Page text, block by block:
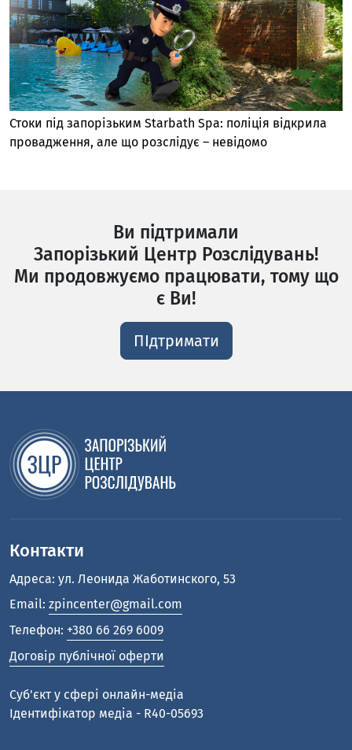
Стоки під запорізьким Starbath Spa: поліція відкрила
провадження, але що розслідує – невідомо
Ви підтримали
Запорізький Центр Розслідувань!
Ми продовжуємо працювати, тому що
є Ви!
ПІдтримати
Контакти
Адреса: ул. Леонида Жаботинского, 53
Email: zpincenter@gmail.com
Телефон: +380 66 269 6009
Договір публічної оферти
Cуб'єкт у сфері онлайн-медіа
Ідентифікатор медіа - R40-05693